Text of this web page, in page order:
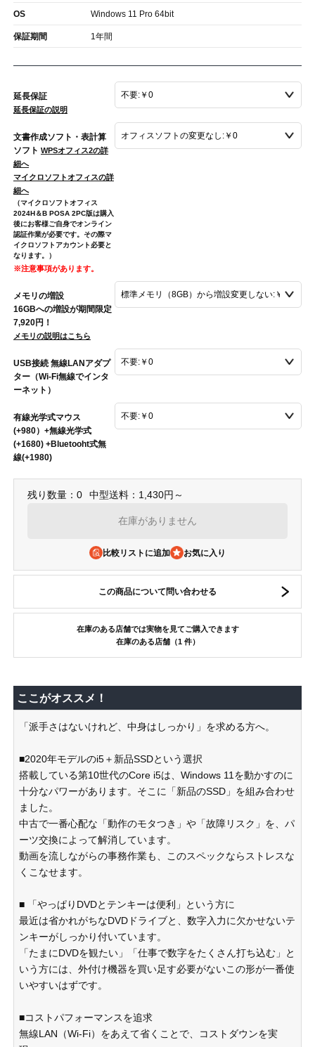
OS Windows 11 Pro 64bit
保証期間 1年間
延長保証
延長保証の説明
文書作成ソフト・表計算
ソフト WPSオフィス2の詳
細へ
マイクロソフトオフィスの詳
細へ
（マイクロソフトオフィス
2024H＆B POSA 2PC版は購入
後にお客様ご自身でオンライン
認証作業が必要です。その際マ
イクロソフトアカウント必要と
なります。）
※注意事項があります。
メモリの増設
16GBへの増設が期間限定
7,920円！
メモリの説明はこちら
USB接続 無線LANアダプ
ター（Wi-Fi無線でインタ
ーネット）
有線光学式マウス
(+980）+無線光学式
(+1680) +Bluetooht式無
線(+1980)
残り数量：0 中型送料：1,430円～
在庫がありません
比較リストに追加
この商品について問い合わせる
在庫のある店舗では実物を見てご購入できます
在庫のある店舗（1 件）
ここがオススメ！
「派手さはないけれど、中身はしっかり」を求める方へ。
■2020年モデルのi5＋新品SSDという選択
搭載している第10世代のCore i5は、Windows 11を動かすのに
十分なパワーがあります。そこに「新品のSSD」を組み合わせ
ました。
中古で一番心配な「動作のモタつき」や「故障リスク」を、パ
ーツ交換によって解消しています。
動画を流しながらの事務作業も、このスペックならストレスな
くこなせます。
■ 「やっぱりDVDとテンキーは便利」という方に
最近は省かれがちなDVDドライブと、数字入力に欠かせないテ
ンキーがしっかり付いています。
「たまにDVDを観たい」「仕事で数字をたくさん打ち込む」と
いう方には、外付け機器を買い足す必要がないこの形が一番使
いやすいはずです。
■コストパフォーマンスを追求
無線LAN（Wi-Fi）をあえて省くことで、コストダウンを実